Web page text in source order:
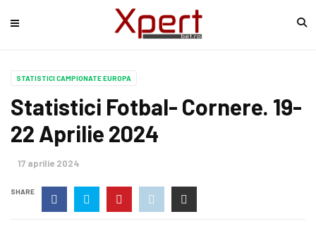
STATISTICI CAMPIONATE EUROPA
Statistici Fotbal- Cornere. 19-
22 Aprilie 2024
17 aprilie 2024
SHARE